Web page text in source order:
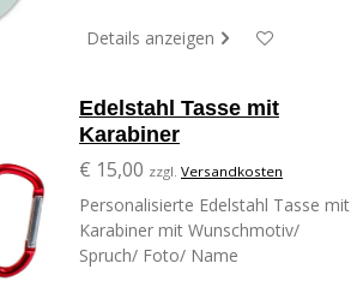
Details anzeigen
Edelstahl Tasse mit
Karabiner
€ 15,00 zzgl. Versandkosten
Personalisierte Edelstahl Tasse mit
Karabiner mit Wunschmotiv/
Spruch/ Foto/ Name